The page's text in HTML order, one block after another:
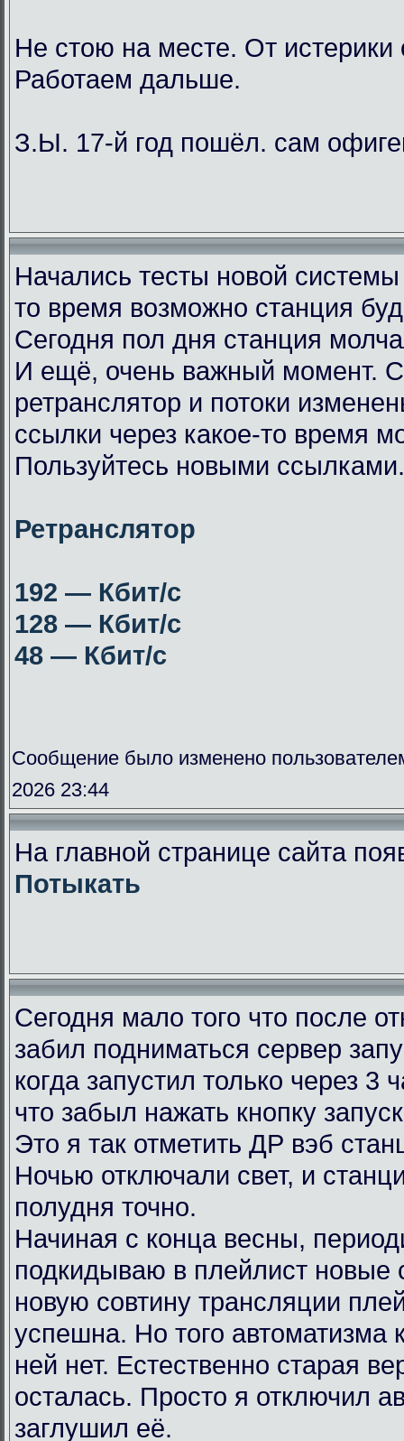
Не стою на месте. От истерики
Работаем дальше.
З.Ы. 17-й год пошёл. сам
Начались тесты новой
то время возможно станция
Сегодня пол дня станция
И ещё, очень важный момент.
ретранслятор и потоки
ссылки через какое-то время
Пользуйтесь новыми ссылками.
Ретранслятор
192 — Кбит/с
128 — Кбит/с
48 — Кбит/с
Сообщение было изменено
2026 23:44
На главной странице сайта
Потыкать
Сегодня мало того что после
забил подниматься сервер
когда запустил только через 3
что забыл нажать кнопку
Это я так отметить ДР вэб
Ночью отключали свет, и
полудня точно.
Начиная с конца весны,
подкидываю в плейлист новые
новую совтину трансляции
успешна. Но того автоматизма
ней нет. Естественно старая
осталась. Просто я отключил
заглушил её.